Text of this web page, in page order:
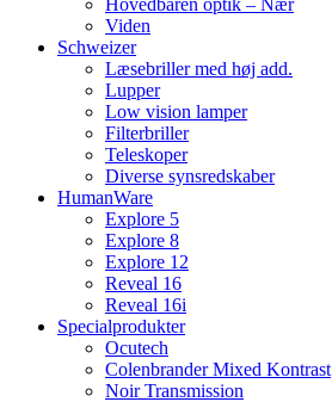
Hovedbåren optik – Nær
Viden
Schweizer
Læsebriller med høj add.
Lupper
Low vision lamper
Filterbriller
Teleskoper
Diverse synsredskaber
HumanWare
Explore 5
Explore 8
Explore 12
Reveal 16
Reveal 16i
Specialprodukter
Ocutech
Colenbrander Mixed Kontrast
Noir Transmission